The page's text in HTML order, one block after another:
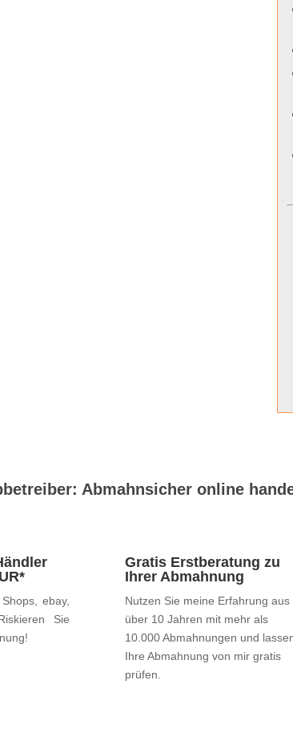
Abmahnsicher online
ebay,
Sie
Gratis Erstberatung zu
Ihrer Abmahnung
Nutzen Sie meine Erfahrung aus
über 10 Jahren mit mehr als
10.000 Abmahnungen und
Ihre Abmahnung von mir gratis
prüfen.